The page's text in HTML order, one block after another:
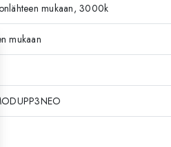
mukaan, 3000k
mukaan